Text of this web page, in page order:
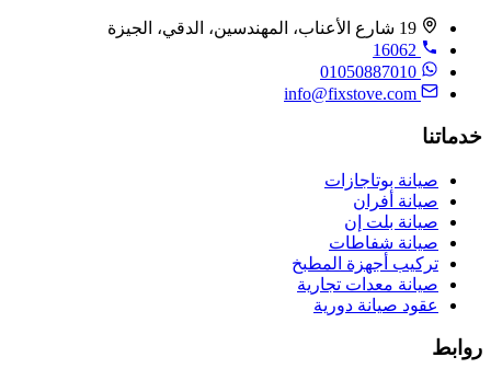
19 شارع الأعناب، المهندسين، الدقي، الجيزة
16062
01050887010
info@fixstove.com
خدماتنا
صيانة بوتاجازات
صيانة أفران
صيانة بلت إن
صيانة شفاطات
تركيب أجهزة المطبخ
صيانة معدات تجارية
عقود صيانة دورية
روابط